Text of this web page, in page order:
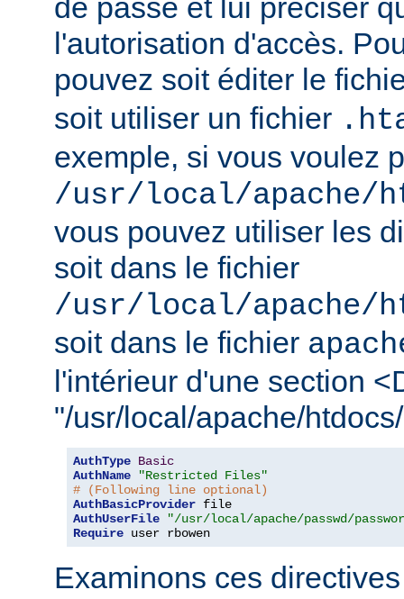
de passe et lui préciser
l'autorisation d'accès.
pouvez soit éditer le
soit utiliser un fichier
exemple, si vous voulez
/usr/local/apache/
vous pouvez utiliser les
soit dans le fichier
/usr/local/apache/
soit dans le fichier
l'intérieur d'une section
"/usr/local/apache/
AuthType Basic
AuthName
"Restricted Files"
# (Following line optional)
AuthBasicProvider
AuthUserFile
"/usr/local/apache/passwd/
Require user rbowen
Examinons ces